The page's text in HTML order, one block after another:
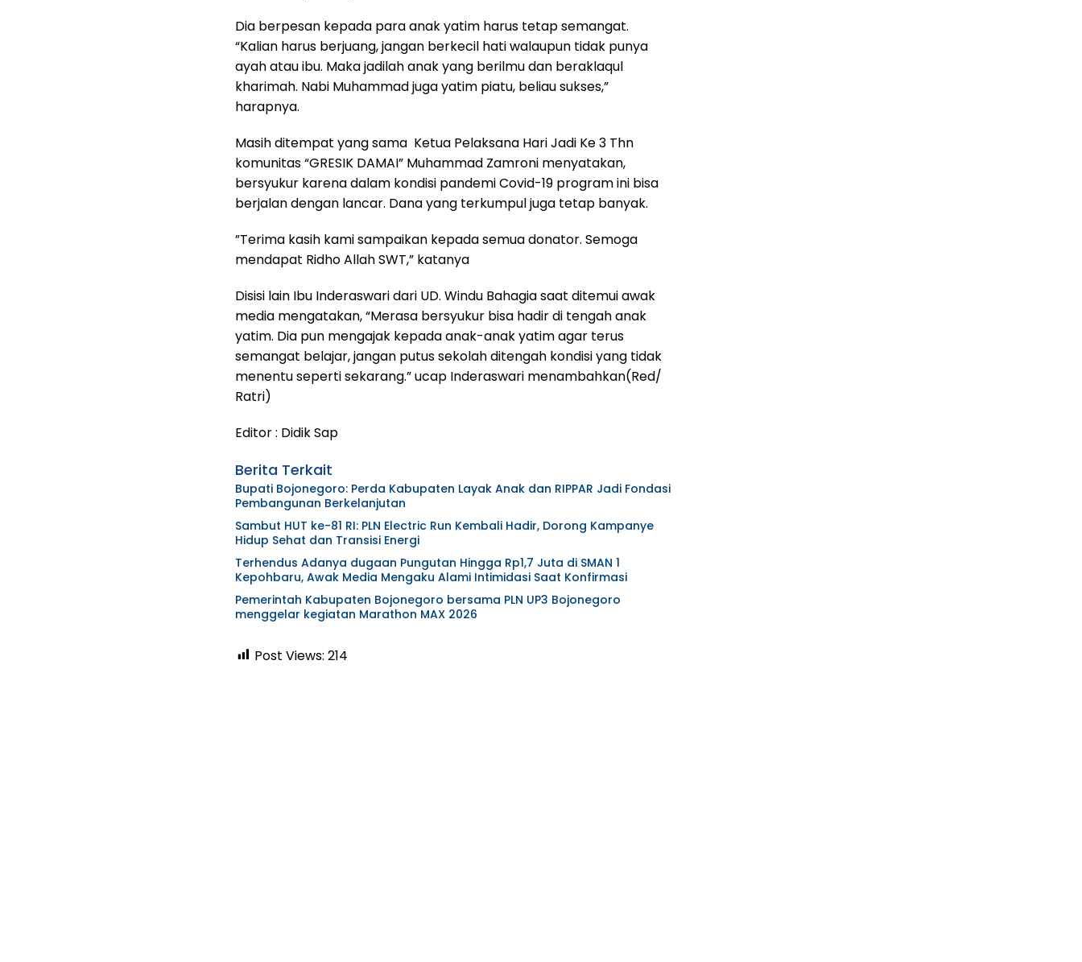
Dia berpesan kepada para anak yatim harus tetap semangat.
“Kalian harus berjuang, jangan berkecil hati walaupun tidak punya
ayah atau ibu. Maka jadilah anak yang berilmu dan beraklaqul
kharimah. Nabi Muhammad juga yatim piatu, beliau sukses,”
harapnya.
Masih ditempat yang sama Ketua Pelaksana Hari Jadi Ke 3 Thn
komunitas “GRESIK DAMAI” Muhammad Zamroni menyatakan,
bersyukur karena dalam kondisi pandemi Covid-19 program ini bisa
berjalan dengan lancar. Dana yang terkumpul juga tetap banyak.
”Terima kasih kami sampaikan kepada semua donator. Semoga
mendapat Ridho Allah SWT,” katanya
Disisi lain Ibu Inderaswari dari UD. Windu Bahagia saat ditemui awak
media mengatakan, “Merasa bersyukur bisa hadir di tengah anak
yatim. Dia pun mengajak kepada anak-anak yatim agar terus
semangat belajar, jangan putus sekolah ditengah kondisi yang tidak
menentu seperti sekarang.” ucap Inderaswari menambahkan(Red/
Ratri)
Editor : Didik Sap
Berita Terkait
Bupati Bojonegoro: Perda Kabupaten Layak Anak dan RIPPAR Jadi Fondasi
Pembangunan Berkelanjutan
Sambut HUT ke-81 RI: PLN Electric Run Kembali Hadir, Dorong Kampanye
Hidup Sehat dan Transisi Energi
Terhendus Adanya dugaan Pungutan Hingga Rp1,7 Juta di SMAN 1
Kepohbaru, Awak Media Mengaku Alami Intimidasi Saat Konfirmasi
Pemerintah Kabupaten Bojonegoro bersama PLN UP3 Bojonegoro
menggelar kegiatan Marathon MAX 2026
Post Views: 214